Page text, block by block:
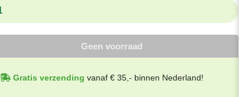
Geen voorraad
Gratis verzending vanaf € 35,- binnen Nederland!